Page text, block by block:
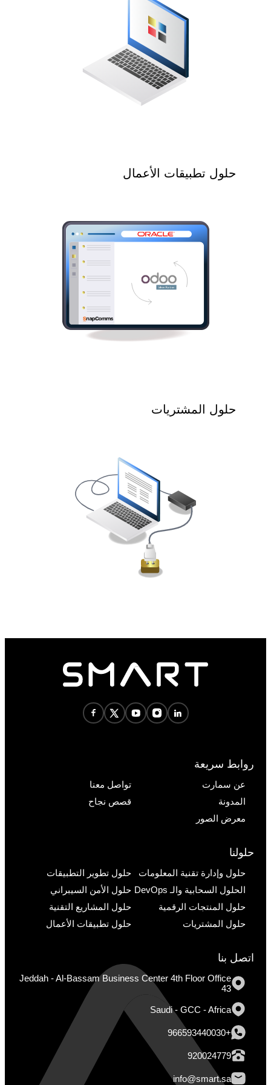
حلول تطبيقات الأعمال
حلول المشتريات
روابط سريعة
عن سمارت
تواصل معنا
المدونة
قصص نجاح
معرض الصور
حلولنا
حلول وإدارة تقنية المعلومات
حلول تطوير التطبيقات
الحلول السحابية والـ DevOps
حلول الأمن السيبراني
حلول المنتجات الرقمية
حلول المشاريع التقنية
حلول المشتريات
حلول تطبيقات الأعمال
اتصل بنا
Jeddah - Al-Bassam Business Center 4th Floor Office
43
Saudi - GCC - Africa
+966593440030
920024779
info@smart.sa